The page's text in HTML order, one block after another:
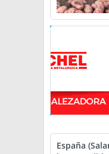
España